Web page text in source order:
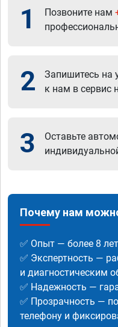
1 Позвоните нам
2
Запишитесь на
к нам в сервис
3
Оставьте
Почему нам
✅ Опыт — более 8
✅ Экспертность —
и диагностическим
✅ Надежность —
✅ Прозрачность —
телефону и